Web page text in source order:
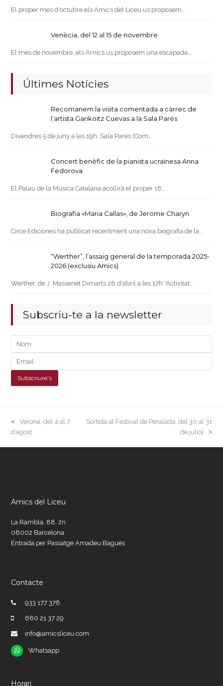
El proper mes d'octubre els Amics del Liceu us proposem…
Venècia, del 12 al 15 de novembre
El mes de novembre, els Amics us proposem una escapada…
Últimes Notícies
Recomanem la visita comentada a càrrec de
l’artista Garikoitz Cuevas a la Sala Parés
Divendres 5 de juny a les 19h Sala Parés (Com…
Concert benèfic de la pianista ucraïnesa Anna
Fedorova
El Palau de la Música Catalana acollirà el proper 18…
Biografia «Maria Callas», de Jerome Charyn
Circe Ediciones ha publicat recentment una nova biografia de la…
“Werther”, l’assaig general de la temporada 2025-
2026 (exclusiu Amics)
Werther, de J. Massenet Dimarts 28 d'abril a les 17h *Activitat…
Subscriu-te a la newsletter
previous
post:
Verona, del 4 al 7
d’agost
next
Sortida al Festival de Peralada, del 30 al 31
de juliol
Amics del Liceu
La Rambla, 88, 2n
08002 Barcelona
Entrada per Passatge Amadeu Bagués
Contacte
933 177 378
680 21 37 29
info@amicsliceu.com
Whatsapp
Whatsapp
Horari